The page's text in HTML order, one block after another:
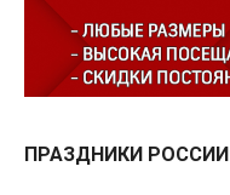
ПРАЗДНИКИ РОССИИ